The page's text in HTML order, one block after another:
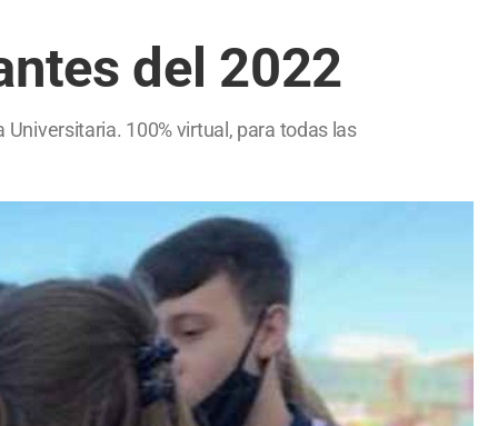
del 2022
100% virtual, para todas las